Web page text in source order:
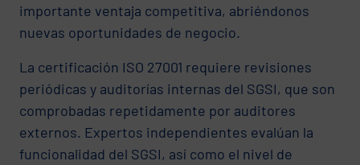
importante ventaja competitiva, abriéndonos
nuevas oportunidades de negocio.
La certificación ISO 27001 requiere revisiones
periódicas y auditorías internas del SGSI, que son
comprobadas repetidamente por auditores
externos. Expertos independientes evalúan la
funcionalidad del SGSI, así como el nivel de